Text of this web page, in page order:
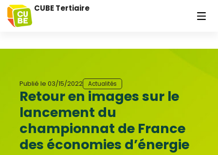
CUBE Tertiaire
Publié le 03/15/2022 Actualités
Retour en images sur le
lancement du
championnat de France
des économies d’énergie